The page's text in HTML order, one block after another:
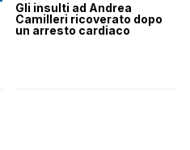
Gli insulti ad Andrea
Camilleri ricoverato dopo
un arresto cardiaco